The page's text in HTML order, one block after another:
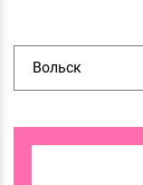
Вольск